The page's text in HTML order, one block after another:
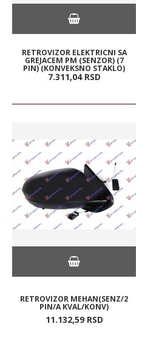
RETROVIZOR ELEKTRICNI SA
GREJACEM PM (SENZOR) (7
PIN) (KONVEKSNO STAKLO)
7.311,04 RSD
RETROVIZOR MEHAN(SENZ/2
PIN/A KVAL/KONV)
11.132,59 RSD